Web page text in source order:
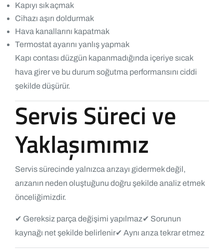
Kapıyı sık açmak
Cihazı aşırı doldurmak
Hava kanallarını kapatmak
Termostat ayarını yanlış yapmak
Kapı contası düzgün kapanmadığında içeriye sıcak
hava girer ve bu durum soğutma performansını ciddi
şekilde düşürür.
Servis Süreci ve
Yaklaşımımız
Servis sürecinde yalnızca arızayı gidermek değil,
arızanın neden oluştuğunu doğru şekilde analiz etmek
önceliğimizdir.
✔ Gereksiz parça değişimi yapılmaz✔ Sorunun
kaynağı net şekilde belirlenir✔ Aynı arıza tekrar etmez